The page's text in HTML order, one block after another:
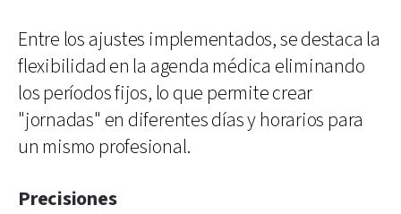
Entre los ajustes implementados, se destaca la
flexibilidad en la agenda médica eliminando
los períodos fijos, lo que permite crear
"jornadas" en diferentes días y horarios para
un mismo profesional.
Precisiones